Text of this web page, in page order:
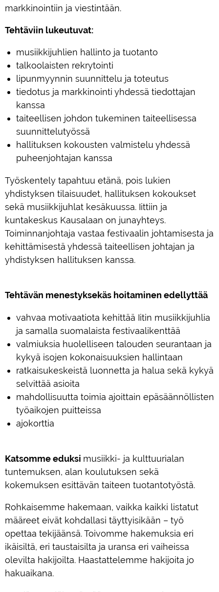
markkinointiin ja viestintään.
Tehtäviin lukeutuvat:
musiikkijuhlien hallinto ja tuotanto
talkoolaisten rekrytointi
lipunmyynnin suunnittelu ja toteutus
tiedotus ja markkinointi yhdessä tiedottajan
kanssa
taiteellisen johdon tukeminen taiteellisessa
suunnittelutyössä
hallituksen kokousten valmistelu yhdessä
puheenjohtajan kanssa
Työskentely tapahtuu etänä, pois lukien
yhdistyksen tilaisuudet, hallituksen kokoukset
sekä musiikkijuhlat kesäkuussa. Iittiin ja
kuntakeskus Kausalaan on junayhteys.
Toiminnanjohtaja vastaa festivaalin johtamisesta ja
kehittämisestä yhdessä taiteellisen johtajan ja
yhdistyksen hallituksen kanssa.
Tehtävän menestyksekäs hoitaminen edellyttää
vahvaa motivaatiota kehittää Iitin musiikkijuhlia
ja samalla suomalaista festivaalikenttää
valmiuksia huolelliseen talouden seurantaan ja
kykyä isojen kokonaisuuksien hallintaan
ratkaisukeskeistä luonnetta ja halua sekä kykyä
selvittää asioita
mahdollisuutta toimia ajoittain epäsäännöllisten
työaikojen puitteissa
ajokorttia
Katsomme eduksi musiikki- ja kulttuurialan
tuntemuksen, alan koulutuksen sekä
kokemuksen esittävän taiteen tuotantotyöstä.
Rohkaisemme hakemaan, vaikka kaikki listatut
määreet eivät kohdallasi täyttyisikään – työ
opettaa tekijäänsä. Toivomme hakemuksia eri
ikäisiltä, eri taustaisilta ja uransa eri vaiheissa
olevilta hakijoilta. Haastattelemme hakijoita jo
hakuaikana.